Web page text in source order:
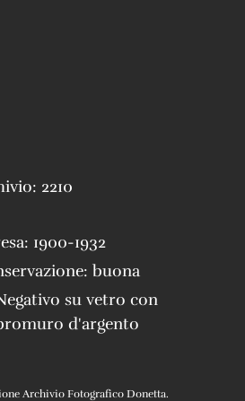
2210
1900-1932
buona
su vetro con
d'argento
Archivio Fotografico Donetta.